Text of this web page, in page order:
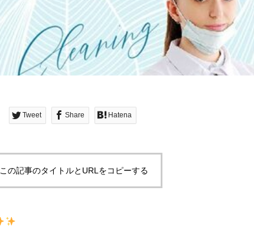
Tweet Share Hatena
この記事のタイトルとURLをコピーする